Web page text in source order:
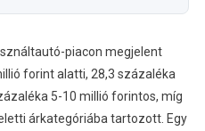
piacon megjelent
forint alatti, 28,3 százaléka
5-10 millió forintos, míg
árkategóriába tartozott. Egy